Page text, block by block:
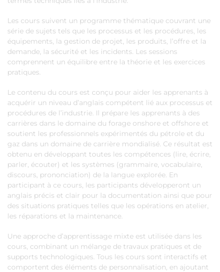
Les cours suivent un programme thématique couvrant une
série de sujets tels que les processus et les procédures, les
équipements, la gestion de projet, les produits, l’offre et la
demande, la sécurité et les incidents. Les sessions
comprennent un équilibre entre la théorie et les exercices
pratiques.
Le contenu du cours est conçu pour aider les apprenants à
acquérir un niveau d’anglais compétent lié aux processus et
procédures de l’industrie. Il prépare les apprenants à des
carrières dans le domaine du forage onshore et offshore et
soutient les professionnels expérimentés du pétrole et du
gaz dans un domaine de carrière mondialisé. Ce résultat est
obtenu en développant toutes les compétences (lire, écrire,
parler, écouter) et les systèmes (grammaire, vocabulaire,
discours, prononciation) de la langue explorée. En
participant à ce cours, les participants développeront un
anglais précis et clair pour la documentation ainsi que pour
des situations pratiques telles que les opérations en atelier,
les réparations et la maintenance.
Une approche d’apprentissage mixte est utilisée dans les
cours, combinant un mélange de travaux pratiques et de
supports technologiques. Tous les cours sont interactifs et
comportent des éléments de personnalisation, en ajoutant